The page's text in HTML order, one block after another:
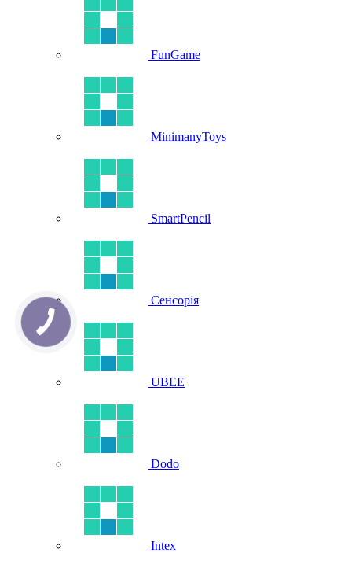
FunGame
MinimanyToys
SmartPencil
Сенсорія
UBEE
Dodo
Intex